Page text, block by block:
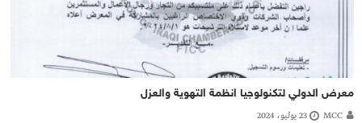
معرض الدولي لتكنولوجيا انظمة التهوية والعزل
MCC 23 يوليو، 2024